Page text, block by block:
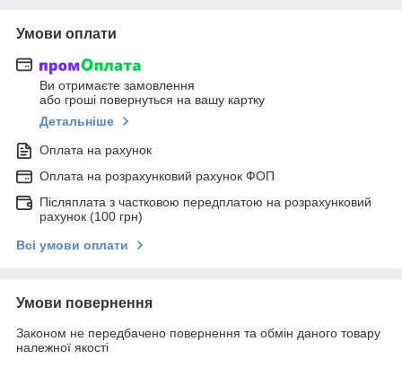
Умови оплати
Ви отримаєте замовлення
або гроші повернуться на вашу картку
Детальніше
Оплата на рахунок
Оплата на розрахунковий рахунок ФОП
Післяплата з частковою передплатою на розрахунковий
рахунок (100 грн)
Всі умови оплати
Умови повернення
Законом не передбачено повернення та обмін даного товару
належної якості